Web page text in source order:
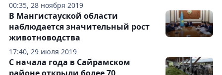
00:35, 28 ноября 2019
17:40, 29 июля 2019
В Мангистауской области
наблюдается значительный рост
животноводства
С начала года в Сайрамском